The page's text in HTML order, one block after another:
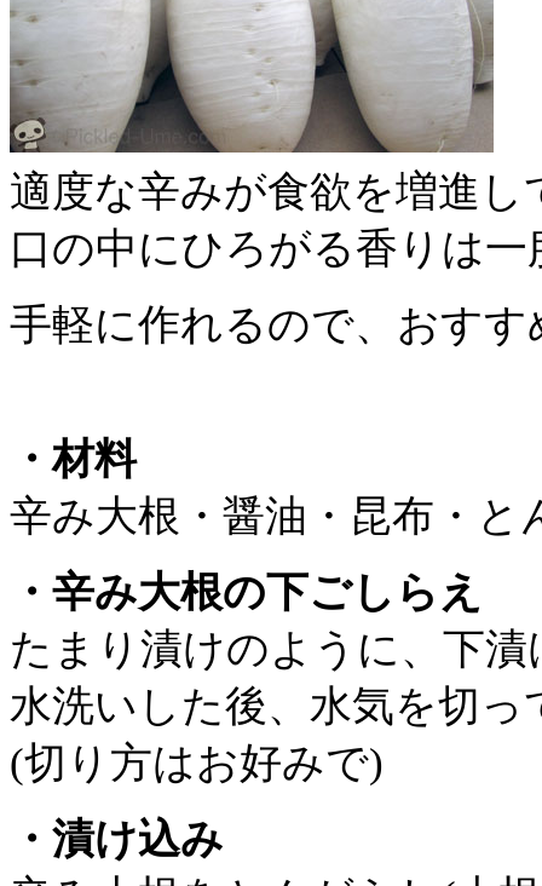
適度な辛みが食欲を増進
口の中にひろがる香りは一
手軽に作れるので、おす
・材料
辛み大根・醤油・昆布・と
・辛み大根の下ごしらえ
たまり漬けのように、下
水洗いした後、水気を切
(切り方はお好みで)
・漬け込み